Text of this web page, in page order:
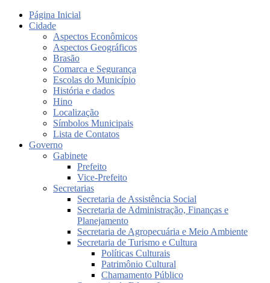
Página Inicial
Cidade
Aspectos Econômicos
Aspectos Geográficos
Brasão
Comarca e Segurança
Escolas do Município
História e dados
Hino
Localização
Símbolos Municipais
Lista de Contatos
Governo
Gabinete
Prefeito
Vice-Prefeito
Secretarias
Secretaria de Assistência Social
Secretaria de Administração, Finanças e
Planejamento
Secretaria de Agropecuária e Meio Ambiente
Secretaria de Turismo e Cultura
Políticas Culturais
Patrimônio Cultural
Chamamento Público